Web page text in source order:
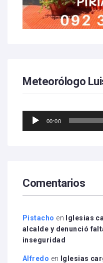
Meteorólogo
Reproductor
00:00
Comentarios
Pistacho en
Iglesias
alcalde y denunció
inseguridad
Alfredo en
Iglesias